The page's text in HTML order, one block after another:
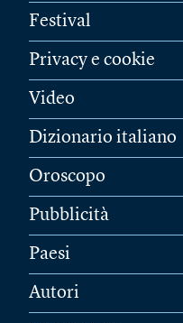
Festival
Privacy e cookie
Video
Dizionario italiano
Oroscopo
Pubblicità
Paesi
Autori